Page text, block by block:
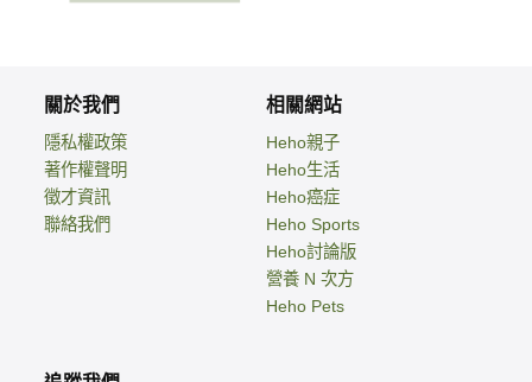
關於我們
隱私權政策
著作權聲明
徵才資訊
聯絡我們
相關網站
Heho親子
Heho生活
Heho癌症
Heho Sports
Heho討論版
營養 N 次方
Heho Pets